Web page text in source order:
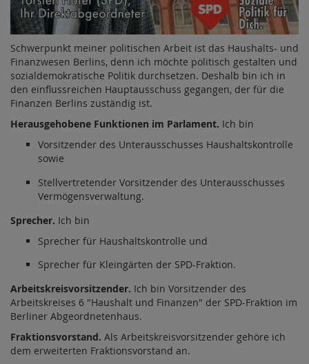
Schwerpunkt meiner politischen Arbeit ist das Haushalts- und
Finanzwesen Berlins, denn ich möchte politisch gestalten und
sozialdemokratische Politik durchsetzen. Deshalb bin ich in
den einflussreichen Hauptausschuss gegangen, der für die
Finanzen Berlins zuständig ist.
Herausgehobene Funktionen im Parlament. Ich bin
Vorsitzender des Unterausschusses Haushaltskontrolle
sowie
Stellvertretender Vorsitzender des Unterausschusses
Vermögensverwaltung.
Sprecher. Ich bin
Sprecher für Haushaltskontrolle und
Sprecher für Kleingärten der SPD-Fraktion.
Arbeitskreisvorsitzender. Ich bin Vorsitzender des
Arbeitskreises 6 "Haushalt und Finanzen" der SPD-Fraktion im
Berliner Abgeordnetenhaus.
Fraktionsvorstand. Als Arbeitskreisvorsitzender gehöre ich
dem erweiterten Fraktionsvorstand an.